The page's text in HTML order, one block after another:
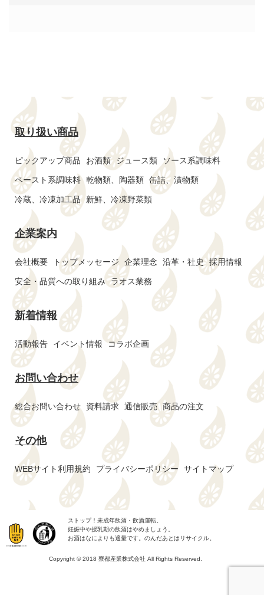
取り扱い商品
ピックアップ商品 お酒類 ジュース類 ソース系調味料
ペースト系調味料 乾物類、陶器類 缶詰、漬物類
冷蔵、冷凍加工品 新鮮、冷凍野菜類
企業案内
会社概要 トップメッセージ 企業理念 沿革・社史 採用情報
安全・品質への取り組み ラオス業務
新着情報
活動報告 イベント情報 コラボ企画
お問い合わせ
総合お問い合わせ 資料請求 通信販売 商品の注文
その他
WEBサイト利用規約 プライバシーポリシー サイトマップ
ストップ！未成年飲酒・飲酒運転。
妊娠中や授乳期の飲酒はやめましょう。
お酒はなによりも適量です。のんだあとはリサイクル。
Copyright © 2018 寮都産業株式会社 All Rights Reserved.